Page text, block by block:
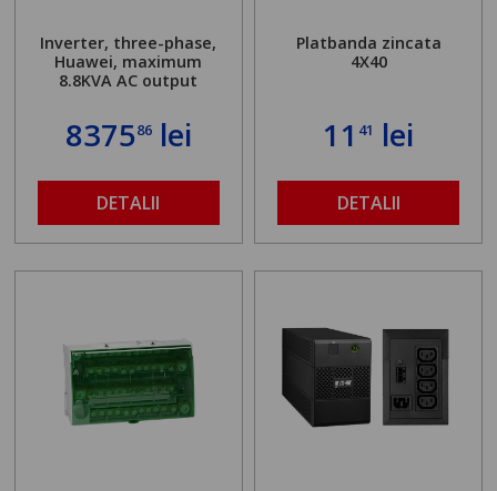
Inverter, three-phase,
Huawei, maximum
8.8KVA AC output
837586lei
DETALII
Platbanda zincata
4X40
11 41 lei
DETALII